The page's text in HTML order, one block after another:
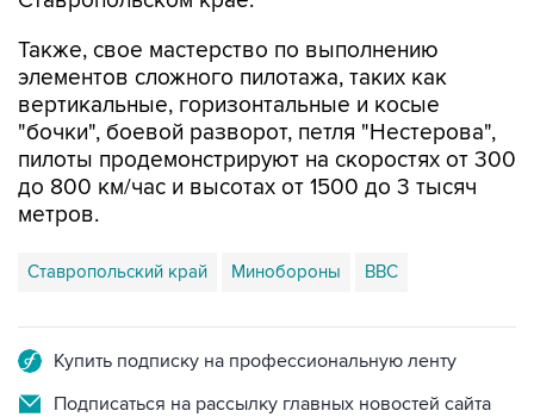
Также, свое мастерство по выполнению
элементов сложного пилотажа, таких как
вертикальные, горизонтальные и косые
"бочки", боевой разворот, петля "Нестерова",
пилоты продемонстрируют на скоростях от 300
до 800 км/час и высотах от 1500 до 3 тысяч
метров.
Ставропольский край Минобороны ВВС
Купить подписку на профессиональную ленту
Подписаться на рассылку главных новостей сайта